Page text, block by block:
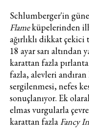
Schlumberger'in
Flameküpelerinden
ağırlıklı dikkat
18 ayar sarı altından
karattan fazla
fazla, alevleri andıran
sergilenmesi, nefes
sonuçlanıyor. Ek
elmas vurgularla
karattan fazlaFancy